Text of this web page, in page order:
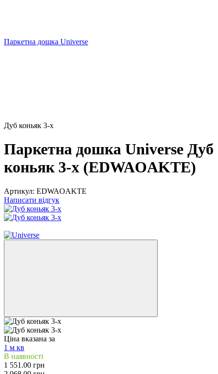
Паркетна дошка Universe
Дуб коньяк 3-х
Паркетна дошка Universe Дуб
коньяк 3-х (EDWAOAKTE)
Артикул: EDWAOAKTE
Написати відгук
Ціна вказана за
1 м кв
В наявності
1 551.00 грн